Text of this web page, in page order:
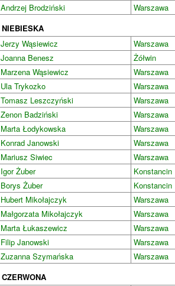
Andrzej Brodziński Warszawa
NIEBIESKA
Jerzy Wąsiewicz Warszawa
Joanna Benesz Żółwin
Marzena Wąsiewicz Warszawa
Ula Trykozko Warszawa
Tomasz Leszczyński Warszawa
Zenon Badziński Warszawa
Marta Łodykowska Warszawa
Konrad Janowski Warszawa
Mariusz Siwiec Warszawa
Igor Żuber Konstancin
Borys Żuber Konstancin
Hubert Mikołajczyk Warszawa
Małgorzata Mikołajczyk Warszawa
Marta Łukaszewicz Warszawa
Filip Janowski Warszawa
Zuzanna Szymańska Warszawa
CZERWONA